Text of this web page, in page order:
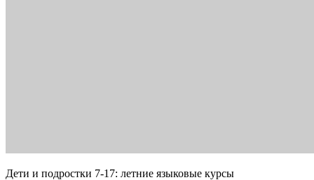
Дети и подростки 7-17: летние языковые курсы